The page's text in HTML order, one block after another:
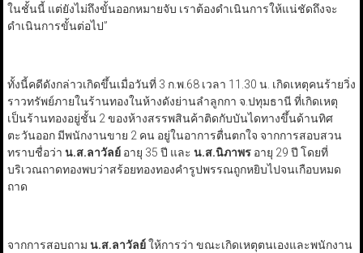
ในชั้นนี้ แต่ยังไม่ถึงขั้นออกหมายจับ เราต้องดำเนินการให้แน่ชัดถึงจะ
ดำเนินการขั้นต่อไป”
ทั้งนี้คดีดังกล่าวเกิดขึ้นเมื่อวันที่ 3 ก.พ.68 เวลา 11.30 น. เกิดเหตุคนร้ายวิ่ง
ราวทรัพย์ภายในร้านทองในห้างดังย่านลำลูกกา จ.ปทุมธานี ที่เกิดเหตุ
เป็นร้านทองอยู่ชั้น 2 ของห้างสรรพสินค้าติดกับบันไดทางขึ้นด้านทิศ
ตะวันออก มีพนักงานขาย 2 คน อยู่ในอาการตื่นตกใจ จากการสอบสวน
ทราบชื่อว่า น.ส.ลาวัลย์อายุ 35 ปี และ น.ส.นิภาพรอายุ 29 ปี โดยที่
บริเวณถาดทองพบว่าสร้อยทองทองคำรูปพรรณถูกหยิบไปจนเกือบหมด
ถาด
จากการสอบถาม น.ส.ลาวัลย์ให้การว่า ขณะเกิดเหตุตนเองและพนักงาน